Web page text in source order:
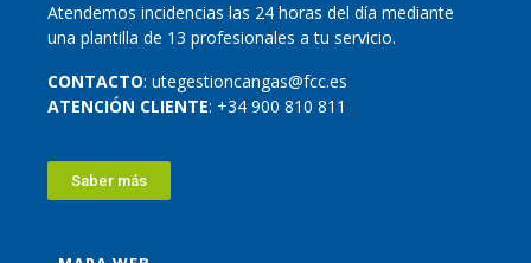
Atendemos incidencias las 24 horas del día mediante
una plantilla de 13 profesionales a tu servicio.
CONTACTO: utegestioncangas@fcc.es
ATENCIÓN CLIENTE: +34 900 810 811
Saber más